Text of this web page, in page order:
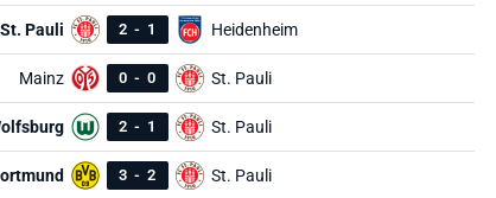
St. Pauli 2 - 1 Heidenheim
Mainz 0 - 0 St. Pauli
2 - 1 St. Pauli
3 - 2 St. Pauli